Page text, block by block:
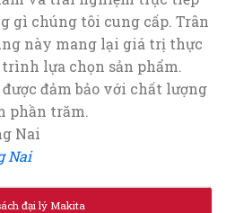
gì chúng tôi cung cấp. Trân
này mang lại giá trị thực
lựa chọn sản phẩm.
đảm bảo với chất lượng
phần trăm.
Nai
Nai
đại lý Makita